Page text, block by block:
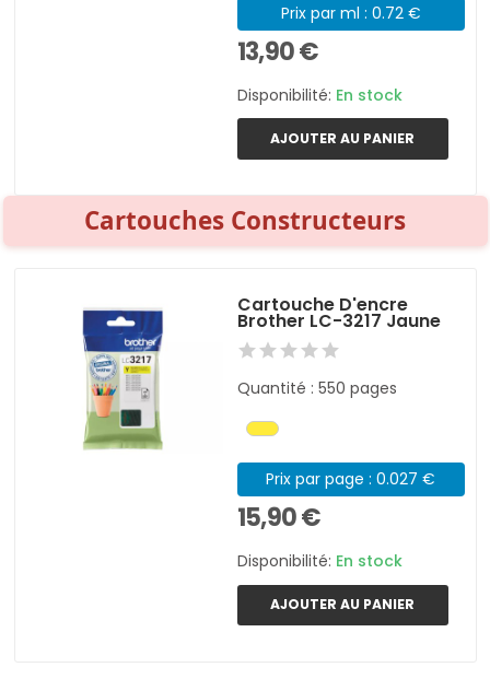
Prix par ml : 0.72 €
13,90 €
Disponibilité: En stock
AJOUTER AU PANIER
Cartouches Constructeurs
Cartouche D'encre
Brother LC-3217 Jaune
Quantité : 550 pages
Prix par page : 0.027 €
15,90 €
Disponibilité: En stock
AJOUTER AU PANIER